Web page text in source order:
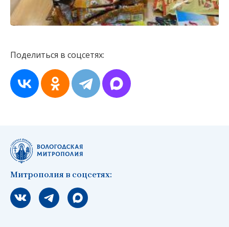
Поделиться в соцсетях:
Митрополия в соцсетях:
Мы вконтакте
Мы в telegram
Мы в Макс